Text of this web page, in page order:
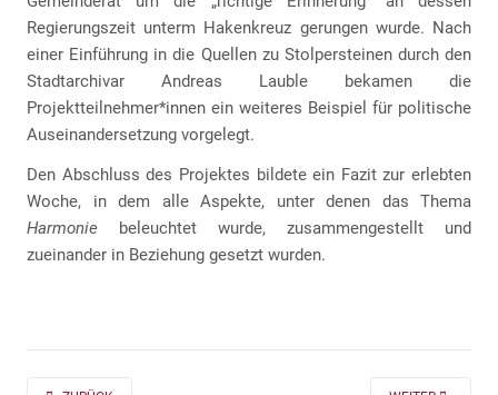
Regierungszeit unterm Hakenkreuz gerungen wurde. Nach
einer Einführung in die Quellen zu Stolpersteinen durch den
Stadtarchivar Andreas Lauble bekamen die
Projektteilnehmer*innen ein weiteres Beispiel für politische
Auseinandersetzung vorgelegt.
Den Abschluss des Projektes bildete ein Fazit zur erlebten
Woche, in dem alle Aspekte, unter denen das Thema
Harmonie beleuchtet wurde, zusammengestellt und
zueinander in Beziehung gesetzt wurden.